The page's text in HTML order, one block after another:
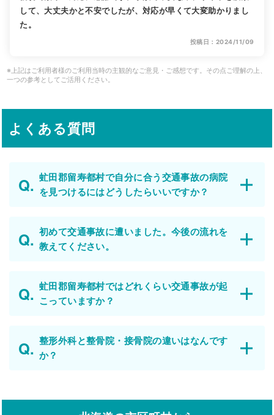
して、大丈夫かと不安でしたが、対応が早くて大変助かりまし
た。
投稿日：2024/11/09
※上記はご利用者様のご利用当時の主観的なご意見・ご感想です。その点ご理解の上、
一つの参考としてご活用ください。
よくある質問
虻田郡留寿都村で自分に合う交通事故の病院
を見つけるにはどうしたらいいですか？
初めて交通事故に遭いました。今後の流れを
教えてください。
虻田郡留寿都村ではどれくらい交通事故が起
こっていますか？
整形外科と整骨院・接骨院の違いはなんです
か？